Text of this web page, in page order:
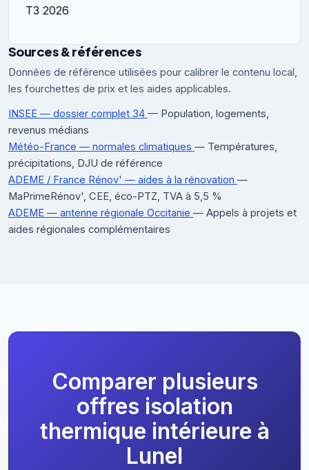
T3 2026
Sources & références
Données de référence utilisées pour calibrer le contenu local,
les fourchettes de prix et les aides applicables.
INSEE — dossier complet 34 — Population, logements,
revenus médians
Météo-France — normales climatiques — Températures,
précipitations, DJU de référence
ADEME / France Rénov' — aides à la rénovation —
MaPrimeRénov', CEE, éco-PTZ, TVA à 5,5 %
ADEME — antenne régionale Occitanie — Appels à projets et
aides régionales complémentaires
Comparer plusieurs
offres isolation
thermique intérieure à
Lunel